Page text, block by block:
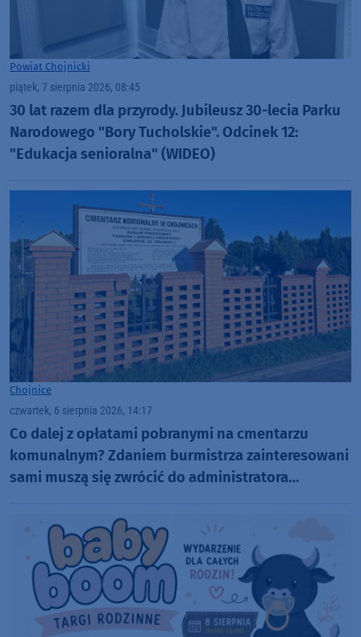
Powiat Chojnicki
piątek, 7 sierpnia 2026, 08:45
30 lat razem dla przyrody. Jubileusz 30-lecia Parku
Narodowego "Bory Tucholskie". Odcinek 12:
"Edukacja senioralna" (WIDEO)
Chojnice
czwartek, 6 sierpnia 2026, 14:17
Co dalej z opłatami pobranymi na cmentarzu
komunalnym? Zdaniem burmistrza zainteresowani
sami muszą się zwrócić do administratora